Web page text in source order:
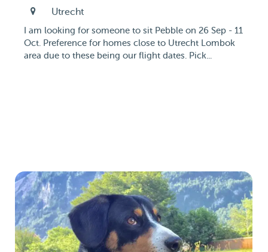
Utrecht
I am looking for someone to sit Pebble on 26 Sep - 11
Oct. Preference for homes close to Utrecht Lombok
area due to these being our flight dates. Pick...